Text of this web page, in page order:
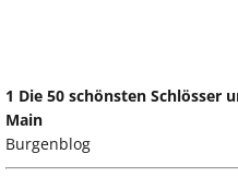
1 Die 50 schönsten Schlösser
Main
Burgenblog